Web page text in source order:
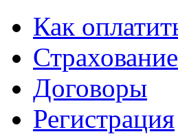
Как
Страхование
Договоры
Регистрация